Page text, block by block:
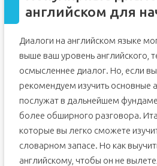
английском для
Диалоги на английском языке
выше ваш уровень английского,
осмысленнее диалог. Но, если
рекомендуем изучить основные
послужат в дальнейшем
более обширного разговора.
которые вы легко сможете
словарном запасе. Но как
английскому, чтобы он не